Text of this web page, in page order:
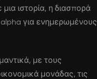
ιστορία, η διασπορά
για ενημερωμένους
με τους
μονάδας, τις